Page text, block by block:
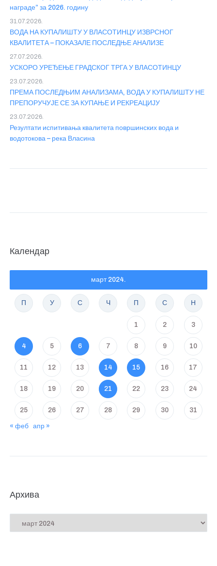
награде” за 2026. годину
ВОДА НА КУПАЛИШТУ У ВЛАСОТИНЦУ ИЗВРСНОГ
КВАЛИТЕТА – ПОКАЗАЛЕ ПОСЛЕДЊЕ АНАЛИЗЕ
31.07.2026.
УСКОРО УРЕЂЕЊЕ ГРАДСКОГ ТРГА У ВЛАСОТИНЦУ
27.07.2026.
ПРЕМА ПОСЛЕДЊИМ АНАЛИЗАМА, ВОДА У КУПАЛИШТУ НЕ
ПРЕПОРУЧУЈЕ СЕ ЗА КУПАЊЕ И РЕКРЕАЦИЈУ
23.07.2026.
Резултати испитивања квалитета површинских вода и
водотокова – река Власина
23.07.2026.
Календар
март 2024.
П У С Ч П С Н
1 2 3
4 5 6 7 8 9 10
11 12 13 14 15 16 17
18 19 20 21 22 23 24
25 26 27 28 29 30 31
« феб апр »
Архива